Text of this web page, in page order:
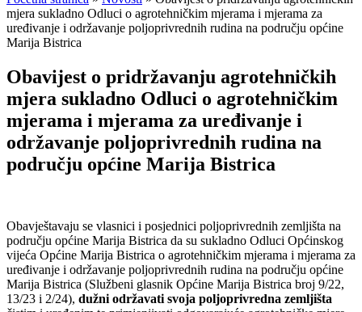
mjera sukladno Odluci o agrotehničkim mjerama i mjerama za
uređivanje i održavanje poljoprivrednih rudina na području općine
Marija Bistrica
Obavijest o pridržavanju agrotehničkih
mjera sukladno Odluci o agrotehničkim
mjerama i mjerama za uređivanje i
održavanje poljoprivrednih rudina na
području općine Marija Bistrica
Obavještavaju se vlasnici i posjednici poljoprivrednih zemljišta na
području općine Marija Bistrica da su sukladno Odluci Općinskog
vijeća Općine Marija Bistrica o agrotehničkim mjerama i mjerama za
uređivanje i održavanje poljoprivrednih rudina na području općine
Marija Bistrica (Službeni glasnik Općine Marija Bistrica broj 9/22,
13/23 i 2/24), dužni održavati svoja poljoprivredna zemljišta